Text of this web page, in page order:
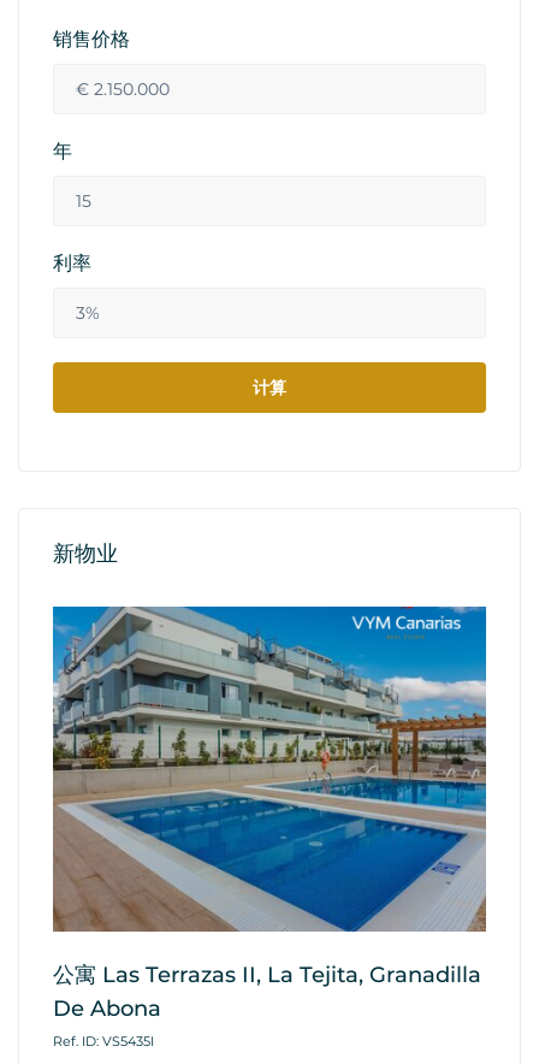
销售价格
年
利率
新物业
公寓 Las Terrazas II, La Tejita, Granadilla
De Abona
Ref. ID: VS5435I